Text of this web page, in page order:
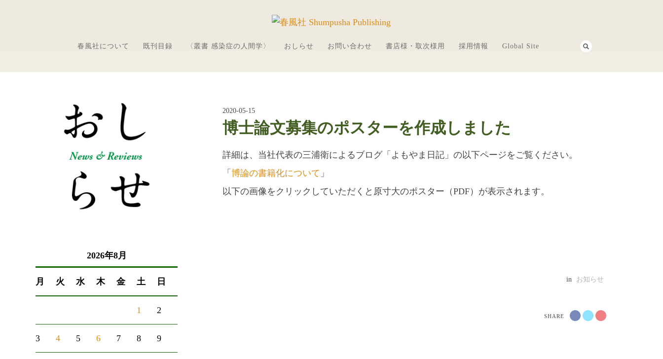
春風社について 既刊目録 〈叢書 感染症の人間学〉 おしらせ お問い合わせ 書店様・取次様用 採用情報 Global Site
2020-05-15
博士論文募集のポスターを作成しました
詳細は、当社代表の三浦衛によるブログ「よもやま日記」の以下ページをご覧ください。
「博論の書籍化について 」
以下の画像をクリックしていただくと原寸大のポスター（PDF）が表示されます。
in お知らせ
SHARE
2026年8月
月 火 水 木 金 土 日
1 2
3 4 5 6 7 8 9